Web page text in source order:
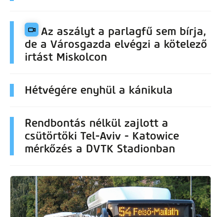
Az aszályt a parlagfű sem bírja,
de a Városgazda elvégzi a kötelező
irtást Miskolcon
Hétvégére enyhül a kánikula
Rendbontás nélkül zajlott a
csütörtöki Tel-Aviv - Katowice
mérkőzés a DVTK Stadionban